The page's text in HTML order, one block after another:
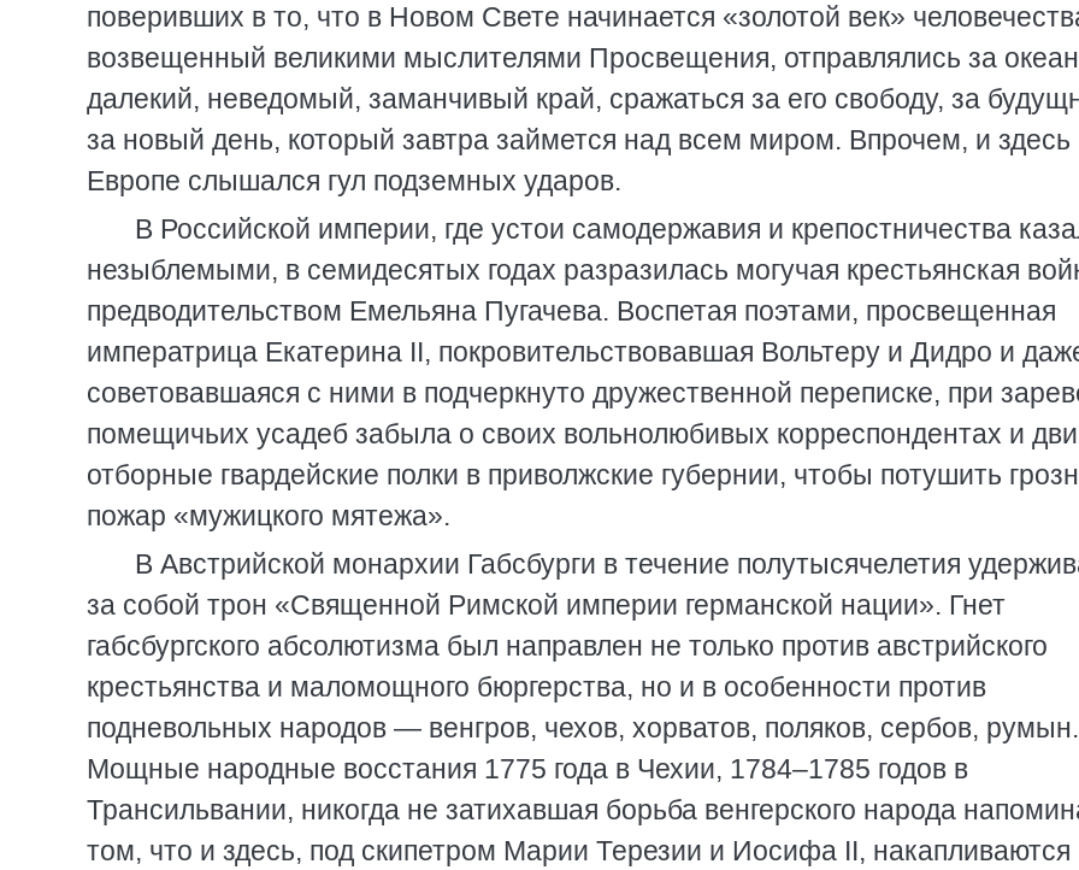
поверивших в то, что в Новом Свете начинается «золотой век»
возвещенный великими мыслителями Просвещения, отправлялись за
далекий, неведомый, заманчивый край, сражаться за его свободу, за
за новый день, который завтра займется над всем миром. Впрочем, и здесь
Европе слышался гул подземных ударов.
В Российской империи, где устои самодержавия и крепостничества
незыблемыми, в семидесятых годах разразилась могучая крестьянская
предводительством Емельяна Пугачева. Воспетая поэтами, просвещенная
императрица Екатерина II, покровительствовавшая Вольтеру и Дидро и
советовавшаяся с ними в подчеркнуто дружественной переписке, при
помещичьих усадеб забыла о своих вольнолюбивых корреспондентах и
отборные гвардейские полки в приволжские губернии, чтобы потушить
пожар «мужицкого мятежа».
В Австрийской монархии Габсбурги в течение полутысячелетия
за собой трон «Священной Римской империи германской нации». Гнет
габсбургского абсолютизма был направлен не только против австрийского
крестьянства и маломощного бюргерства, но и в особенности против
подневольных народов — венгров, чехов, хорватов, поляков, сербов, румын.
Мощные народные восстания 1775 года в Чехии, 1784–1785 годов в
Трансильвании, никогда не затихавшая борьба венгерского народа
том, что и здесь, под скипетром Марии Терезии и Иосифа II, накапливаются